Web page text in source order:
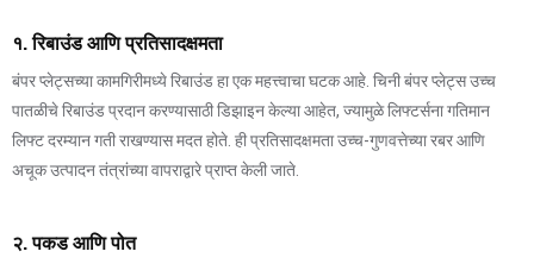
१. रिबाउंड आणि प्रतिसादक्षमता
बंपर प्लेट्सच्या कामगिरीमध्ये रिबाउंड हा एक महत्त्वाचा घटक आहे. चिनी बंपर प्लेट्स उच्च
पातळीचे रिबाउंड प्रदान करण्यासाठी डिझाइन केल्या आहेत, ज्यामुळे लिफ्टर्सना गतिमान
लिफ्ट दरम्यान गती राखण्यास मदत होते. ही प्रतिसादक्षमता उच्च-गुणवत्तेच्या रबर आणि
अचूक उत्पादन तंत्रांच्या वापराद्वारे प्राप्त केली जाते.
२. पकड आणि पोत